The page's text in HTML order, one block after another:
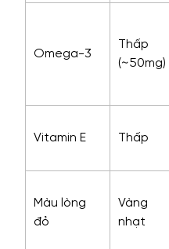
Omega-3
Thấp
(~50mg)
Vitamin E Thấp
Màu lòng
đỏ
Vàng
nhạt